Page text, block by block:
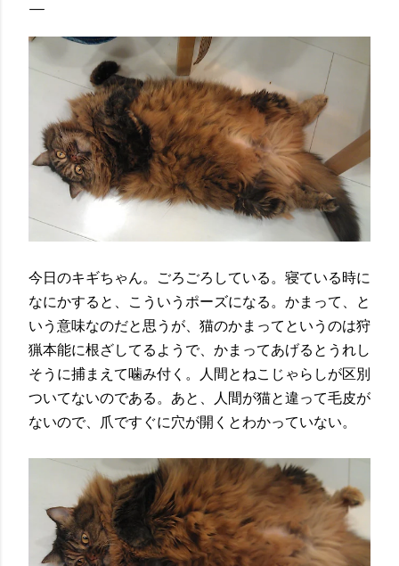
今日のキギちゃん。ごろごろしている。寝ている時に
なにかすると、こういうポーズになる。かまって、と
いう意味なのだと思うが、猫のかまってというのは狩
猟本能に根ざしてるようで、かまってあげるとうれし
そうに捕まえて噛み付く。人間とねこじゃらしが区別
ついてないのである。あと、人間が猫と違って毛皮が
ないので、爪ですぐに穴が開くとわかっていない。